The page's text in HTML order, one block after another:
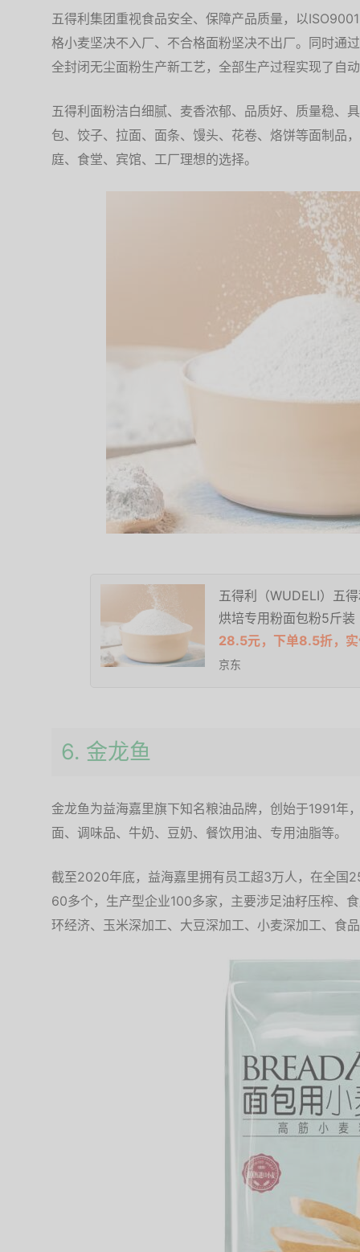
五得利集团重视食品安全、保障产品质量，以
格小麦坚决不入厂、不合格面粉坚决不出厂。同时通
全封闭无尘面粉生产新工艺，全部生产过程实现了自
五得利面粉洁白细腻、麦香浓郁、品质好、质量稳、
包、饺子、拉面、面条、馒头、花卷、烙饼等面制品
庭、食堂、宾馆、工厂理想的选择。
五得利（WUDELI）五
烘培专用粉面包粉5斤装
28.5元，下单8.5折，
京东
6. 金龙鱼
金龙鱼为益海嘉里旗下知名粮油品牌，创始于1991年
面、调味品、牛奶、豆奶、餐饮用油、专用油脂等。
截至2020年底，益海嘉里拥有员工超3万人，在全国
60多个，生产型企业100多家，主要涉足油籽压榨、
环经济、玉米深加工、大豆深加工、小麦深加工、食